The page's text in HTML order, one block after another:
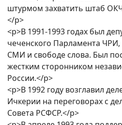
штурмом захватить штаб
</p>
<p>В 1991-1993 годах был
чеченского Парламента ЧРИ,
СМИ и свободе слова. Был
жестким сторонником
России.</p>
<p>В 1992 году возглавил
Ичкерии на переговорах с
Совета РСФСР.</p>